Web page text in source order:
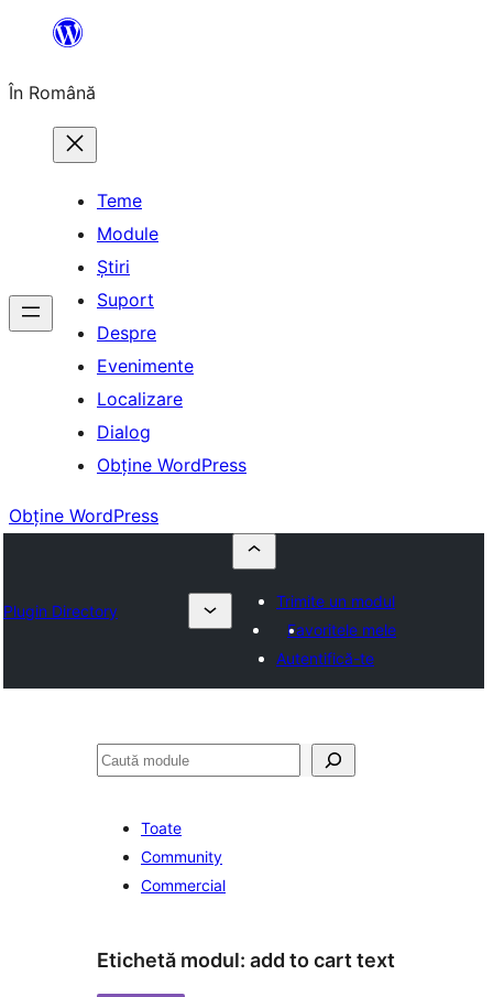
conținut
În Română
Teme
Module
Știri
Suport
Despre
Evenimente
Localizare
Dialog
Obține WordPress
Obține WordPress
Plugin Directory
Trimite un modul
Favoritele mele
Autentifică-te
Caută
Toate
Community
Commercial
Etichetă modul: add to cart text